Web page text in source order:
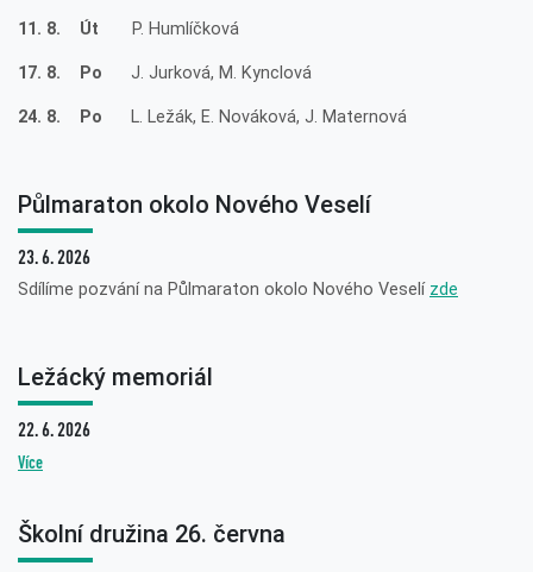
11. 8. Út P. Humlíčková
17. 8. Po J. Jurková, M. Kynclová
24. 8. Po L. Ležák, E. Nováková, J. Maternová
Půlmaraton okolo Nového Veselí
23. 6. 2026
Sdílíme pozvání na Půlmaraton okolo Nového Veselí zde
Ležácký memoriál
22. 6. 2026
Více
Školní družina 26. června